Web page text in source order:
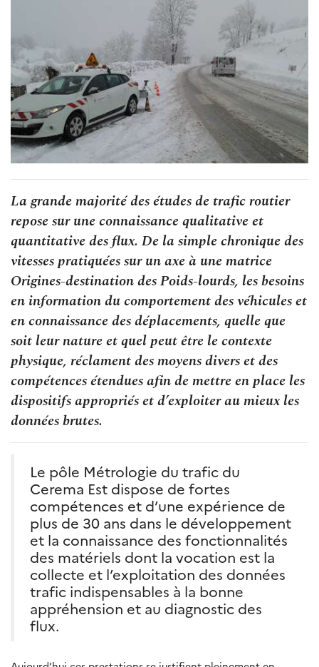
La grande majorité des études de trafic routier
repose sur une connaissance qualitative et
quantitative des flux. De la simple chronique des
vitesses pratiquées sur un axe à une matrice
Origines-destination des Poids-lourds, les besoins
en information du comportement des véhicules et
en connaissance des déplacements, quelle que
soit leur nature et quel peut être le contexte
physique, réclament des moyens divers et des
compétences étendues afin de mettre en place les
dispositifs appropriés et d’exploiter au mieux les
données brutes.
Le pôle Métrologie du trafic du
Cerema Est dispose de fortes
compétences et d’une expérience de
plus de 30 ans dans le développement
et la connaissance des fonctionnalités
des matériels dont la vocation est la
collecte et l’exploitation des données
trafic indispensables à la bonne
appréhension et au diagnostic des
flux.